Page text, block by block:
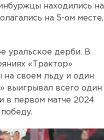
находились на
на 5-ом месте,
уральское дерби. В
«Трактор»
на своем льду и один
выигрывал всего один
в первом матче 2024